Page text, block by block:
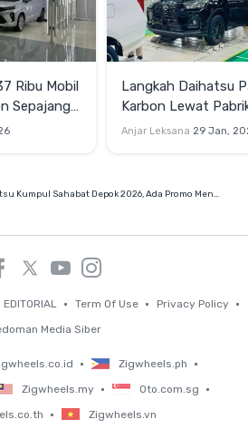
Ribu Mobil
Sepajang
Langkah Daihatsu
Karbon Lewat
Hybrid
Anjar Leksana 29 Jan,
Cari Mobil Baru Di Daihatsu Kumpul Sahabat Depok 2026, Ada Promo Menarik!
EDITORIAL Term Of Use
Privacy Policy
Media Siber
Zigwheels.ph
Zigwheels.my
Oto.com.sg
Zigwheels.vn